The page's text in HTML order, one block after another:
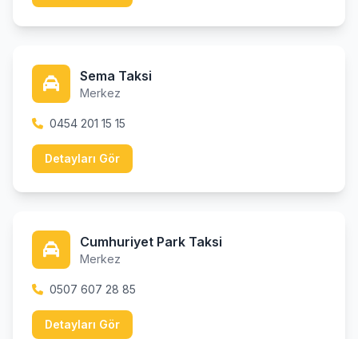
Sema Taksi
Merkez
0454 201 15 15
Detayları Gör
Cumhuriyet Park Taksi
Merkez
0507 607 28 85
Detayları Gör